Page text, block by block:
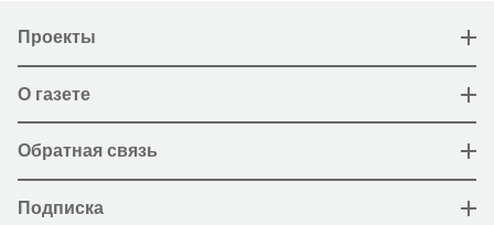
Проекты
О газете
Обратная связь
Подписка